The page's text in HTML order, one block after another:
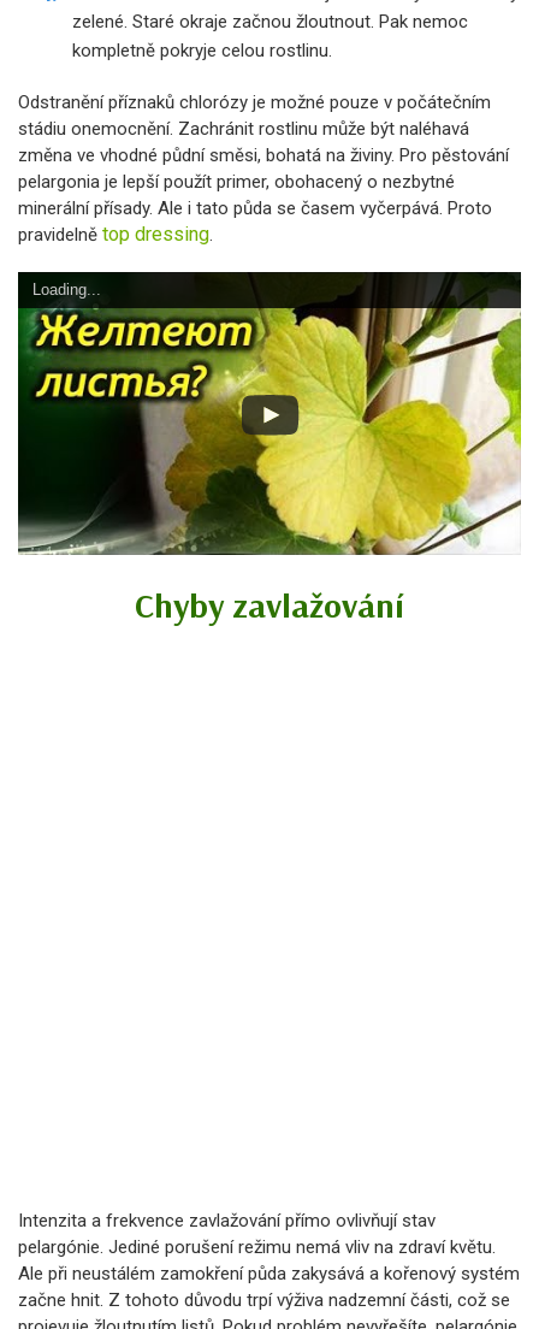
zelené. Staré okraje začnou žloutnout. Pak nemoc
kompletně pokryje celou rostlinu.
Odstranění příznaků chlorózy je možné pouze v počátečním
stádiu onemocnění. Zachránit rostlinu může být naléhavá
změna ve vhodné půdní směsi, bohatá na živiny. Pro pěstování
pelargonia je lepší použít primer, obohacený o nezbytné
minerální přísady. Ale i tato půda se časem vyčerpává. Proto
pravidelně top dressing.
Loading...
Chyby zavlažování
Intenzita a frekvence zavlažování přímo ovlivňují stav
pelargónie. Jediné porušení režimu nemá vliv na zdraví květu.
Ale při neustálém zamokření půda zakysává a kořenový systém
začne hnit. Z tohoto důvodu trpí výživa nadzemní části, což se